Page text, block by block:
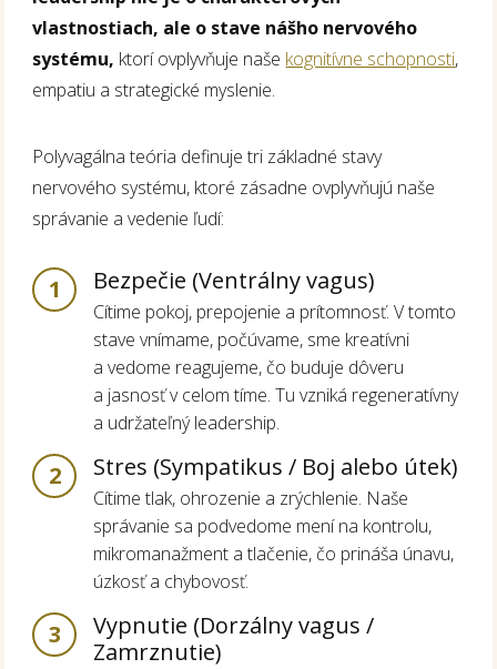
vlastnostiach, ale o stave nášho nervového
systému, ktorí ovplyvňuje naše kognitívne schopnosti,
empatiu a strategické myslenie.
Polyvagálna teória definuje tri základné stavy
nervového systému, ktoré zásadne ovplyvňujú naše
správanie a vedenie ľudí:
1 Bezpečie (Ventrálny vagus)
Cítime pokoj, prepojenie a prítomnosť. V tomto
stave vnímame, počúvame, sme kreatívni
a vedome reagujeme, čo buduje dôveru
a jasnosť v celom tíme. Tu vzniká regeneratívny
a udržateľný leadership.
2 Stres (Sympatikus / Boj alebo útek)
Cítime tlak, ohrozenie a zrýchlenie. Naše
správanie sa podvedome mení na kontrolu,
mikromanažment a tlačenie, čo prináša únavu,
úzkosť a chybovosť.
3
Vypnutie (Dorzálny vagus /
Zamrznutie)